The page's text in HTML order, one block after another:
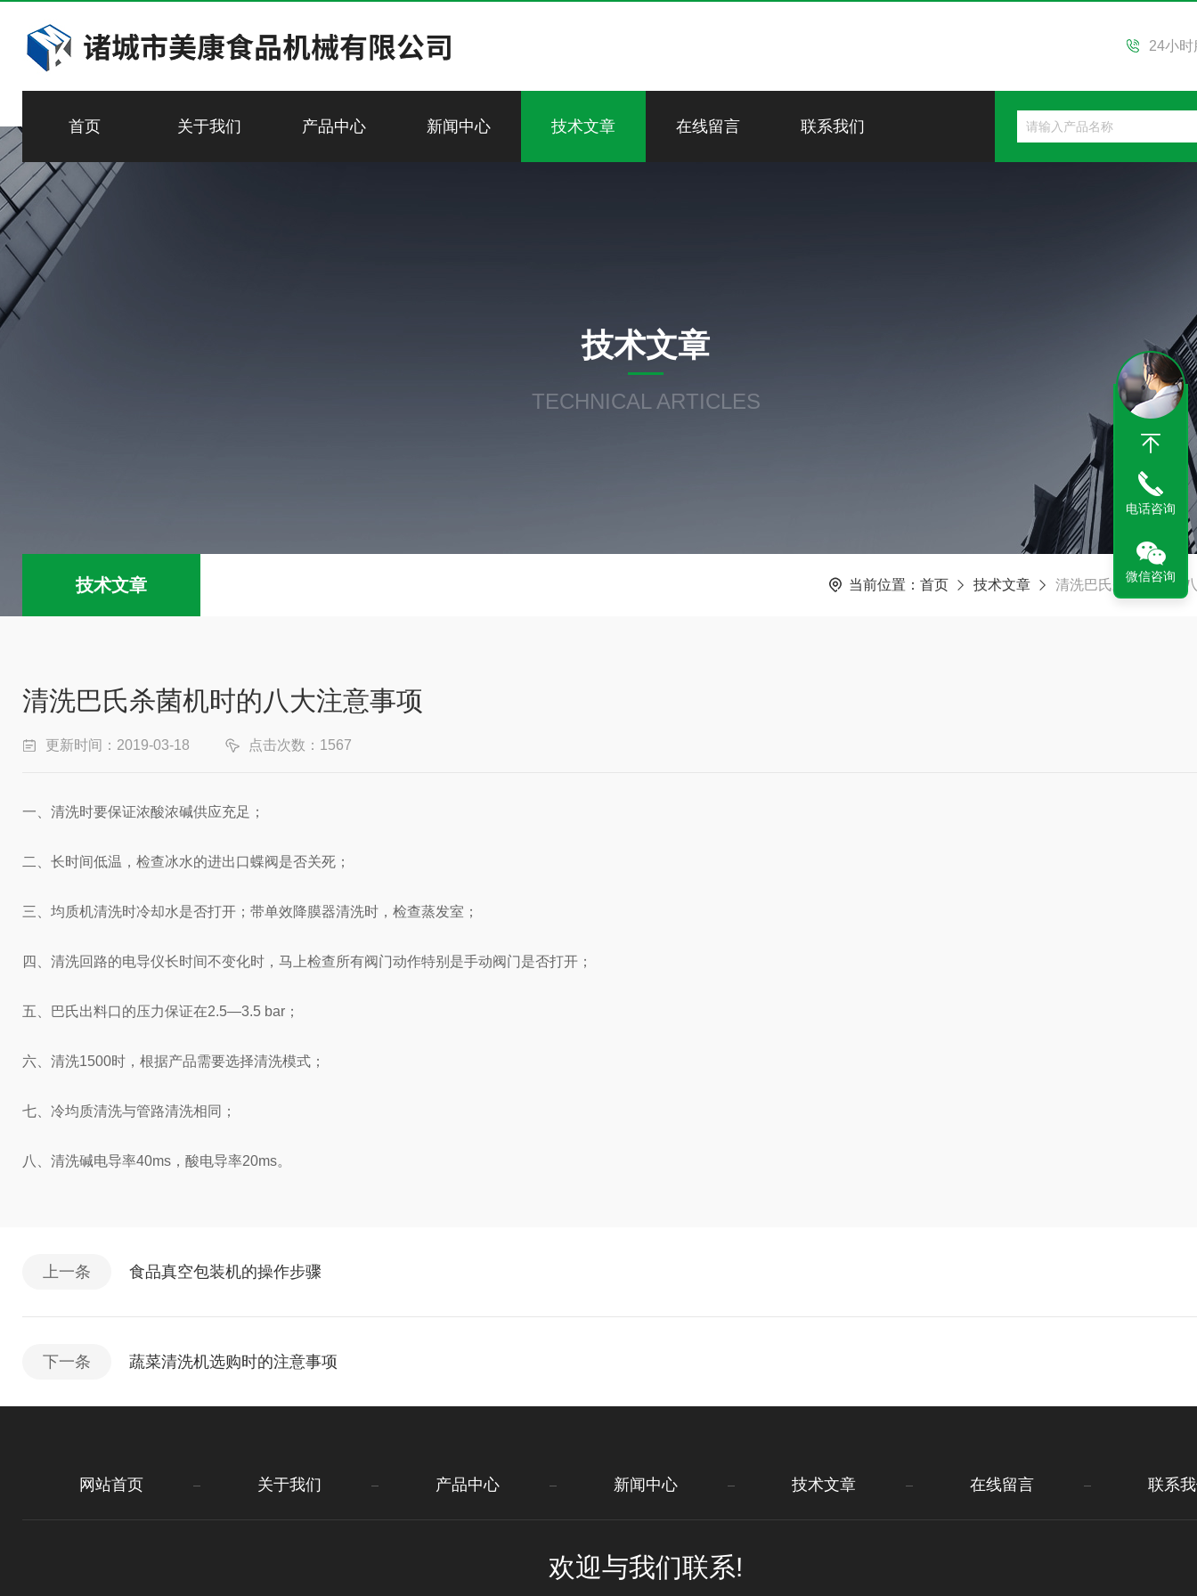
24小
首页 关于我们 产品中心 新闻中心 技术文章 在线留言 联系我们
技术文章
TECHNICAL ARTICLES
技术文章 当前位置： 首页 技术文章 清洗巴氏杀菌机时的
清洗巴氏杀菌机时的八大注意事项
更新时间：2019-03-18 点击次数：1567
一、清洗时要保证浓酸浓碱供应充足；
二、长时间低温，检查冰水的进出口蝶阀是否关死；
三、均质机清洗时冷却水是否打开；带单效降膜器清洗时，检查蒸发室；
四、清洗回路的电导仪长时间不变化时，马上检查所有阀门动作特别是手动阀门是否打开；
五、巴氏出料口的压力保证在2.5—3.5 bar；
六、清洗1500时，根据产品需要选择清洗模式；
七、冷均质清洗与管路清洗相同；
八、清洗碱电导率40ms，酸电导率20ms。
上一条 食品真空包装机的操作步骤
下一条 蔬菜清洗机选购时的注意事项
网站首页 关于我们 产品中心 新闻中心 技术文章 在线留言 联系
欢迎与我们联系!
电话咨询
微信咨询